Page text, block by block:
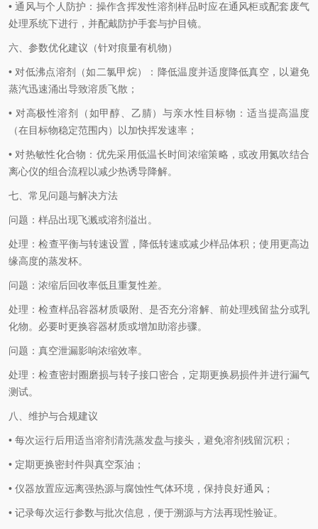
• 通风与个人防护：操作含挥发性溶剂样品时应在通风柜或配套废气
处理系统下进行，并配戴防护手套与护目镜。
六、参数优化建议（针对痕量有机物）
• 对低沸点溶剂（如二氯甲烷）：降低温度并适度降低真空，以避免
蒸汽迅速涌出导致溶质飞散；
• 对高极性溶剂（如甲醇、乙腈）与亲水性目标物：适当提高温度
（在目标物稳定范围内）以加快挥发速率；
• 对热敏性化合物：优先采用低温长时间浓缩策略，或改用氮吹结合
离心仪的组合流程以减少热诱导降解。
七、常见问题与解决方法
问题：样品出现飞溅或溶剂溢出。
处理：检查平衡与转速设置，降低转速或减少样品体积；使用更高边
缘高度的蒸发杯。
问题：浓缩后回收率低且重复性差。
处理：检查样品容器材质吸附、是否充分溶解、前处理残留盐分或乳
化物。必要时更换容器材质或增加助溶步骤。
问题：真空泄漏影响浓缩效率。
处理：检查密封圈磨损与转子接口密合，定期更换易损件并进行漏气
测试。
八、维护与合规建议
• 每次运行后用适当溶剂清洗蒸发盘与接头，避免溶剂残留沉积；
• 定期更换密封件與真空泵油；
• 仪器放置应远离强热源与腐蚀性气体环境，保持良好通风；
• 记录每次运行参数与批次信息，便于溯源与方法再现性验证。